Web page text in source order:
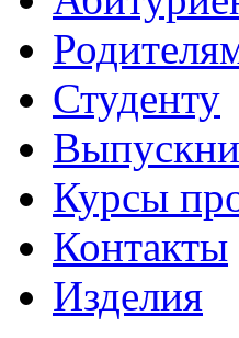
Студенту
Курсы
Контакты
Изделия